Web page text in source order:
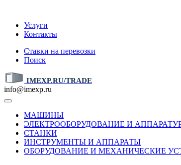
Услуги
Контакты
Ставки на перевозки
Поиск
IMEXP.RU/TRADE
info@imexp.ru
МАШИНЫ
ЭЛЕКТРООБОРУДОВАНИЕ И
СТАНКИ
ИНСТРУМЕНТЫ И АППАРАТЫ
ОБОРУДОВАНИЕ И МЕХАНИЧЕСКИЕ